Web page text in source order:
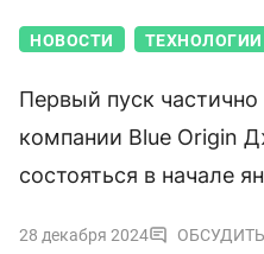
НОВОСТИ ТЕХНОЛОГИИ
Первый пуск
компании Blue Origin
состояться в начале
28 декабря 2024 ОБСУДИТЬ